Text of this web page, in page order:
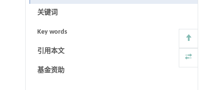
关键词
Key words
引用本文
基金资助